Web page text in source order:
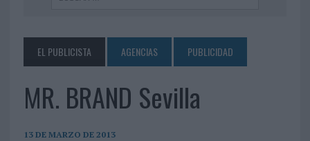
EL PUBLICISTA AGENCIAS PUBLICIDAD
MR. BRAND Sevilla
13 DE MARZO DE 2013